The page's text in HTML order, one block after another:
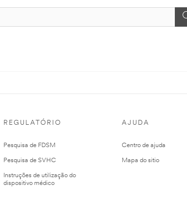
REGULATÓRIO
Pesquisa de FDSM
Pesquisa de SVHC
Instruções de utilização do
dispositivo médico
AJUDA
Centro de ajuda
Mapa do sitio